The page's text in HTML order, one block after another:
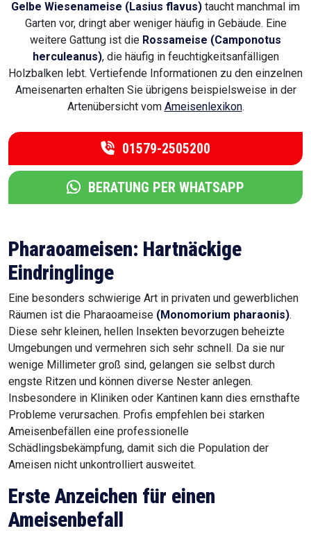
Gelbe Wiesenameise (Lasius flavus) taucht manchmal im
Garten vor, dringt aber weniger häufig in Gebäude. Eine
weitere Gattung ist die Rossameise (Camponotus
herculeanus), die häufig in feuchtigkeitsanfälligen
Holzbalken lebt. Vertiefende Informationen zu den einzelnen
Ameisenarten erhalten Sie übrigens beispielsweise in der
Artenübersicht vom Ameisenlexikon.
01579-2505200
BERATUNG PER WHATSAPP
Pharaoameisen: Hartnäckige
Eindringlinge
Eine besonders schwierige Art in privaten und gewerblichen
Räumen ist die Pharaoameise (Monomorium pharaonis).
Diese sehr kleinen, hellen Insekten bevorzugen beheizte
Umgebungen und vermehren sich sehr schnell. Da sie nur
wenige Millimeter groß sind, gelangen sie selbst durch
engste Ritzen und können diverse Nester anlegen.
Insbesondere in Kliniken oder Kantinen kann dies ernsthafte
Probleme verursachen. Profis empfehlen bei starken
Ameisenbefällen eine professionelle
Schädlingsbekämpfung, damit sich die Population der
Ameisen nicht unkontrolliert ausweitet.
Erste Anzeichen für einen
Ameisenbefall